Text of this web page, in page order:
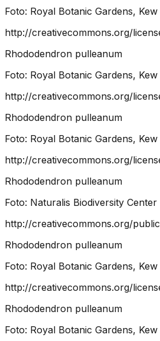
Foto: Royal Botanic Gardens, Kew
http://creativecommons.org/
Rhododendron pulleanum
Foto: Royal Botanic Gardens, Kew
http://creativecommons.org/
Rhododendron pulleanum
Foto: Royal Botanic Gardens, Kew
http://creativecommons.org/
Rhododendron pulleanum
Foto: Naturalis Biodiversity Center
http://creativecommons.org/
Rhododendron pulleanum
Foto: Royal Botanic Gardens, Kew
http://creativecommons.org/
Rhododendron pulleanum
Foto: Royal Botanic Gardens, Kew